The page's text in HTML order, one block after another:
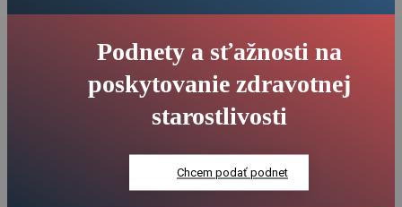
Podnety a sťažnosti na
poskytovanie zdravotnej
starostlivosti
Chcem podať podnet